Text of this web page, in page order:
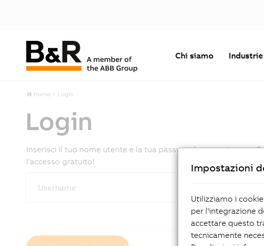
Chi siamo Industrie
Home Login
Login
Inserisci il tuo nome utente e la tua password per continuare.
l'accesso gratuito!
Username
Impostazioni
Utilizziamo i
per l'integrazione
accettare questo
tecnicamente